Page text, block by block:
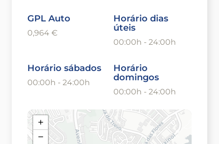
GPL Auto
0,964 €
Horário dias
úteis
00:00h - 24:00h
Horário sábados
00:00h - 24:00h
Horário
domingos
00:00h - 24:00h
+
−